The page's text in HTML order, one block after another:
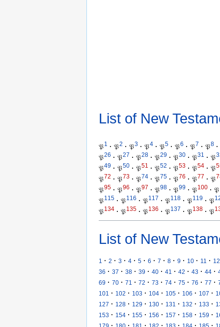
List of New
𝔓1 · 𝔓2 · 𝔓3 · 𝔓4 · 𝔓5 · 𝔓6 · 𝔓7 · 𝔓8 ·
𝔓26 · 𝔓27 · 𝔓28 · 𝔓29 · 𝔓30 · 𝔓31 · 𝔓
𝔓49 · 𝔓50 · 𝔓51 · 𝔓52 · 𝔓53 · 𝔓54 · 𝔓
𝔓72 · 𝔓73 · 𝔓74 · 𝔓75 · 𝔓76 · 𝔓77 · 𝔓
𝔓95 · 𝔓96 · 𝔓97 · 𝔓98 · 𝔓99 · 𝔓100 · 𝔓
𝔓115 · 𝔓116 · 𝔓117 · 𝔓118 · 𝔓119 · 𝔓
𝔓134 · 𝔓135 · 𝔓136 · 𝔓137 · 𝔓138 · 𝔓
List of New
1 · 2 · 3 · 4 · 5 · 6 · 7 · 8 · 9 · 10 · 11 · 12
36 · 37 · 38 · 39 · 40 · 41 · 42 · 43 · 44 ·
69 · 70 · 71 · 72 · 73 · 74 · 75 · 76 · 77 ·
101
· 102 · 103 · 104 · 105 · 106 · 107 ·
127 · 128 · 129 · 130 · 131 · 132 · 133 ·
153 · 154 · 155 · 156 · 157 · 158 · 159 ·
179
180 181 182 183 184 185